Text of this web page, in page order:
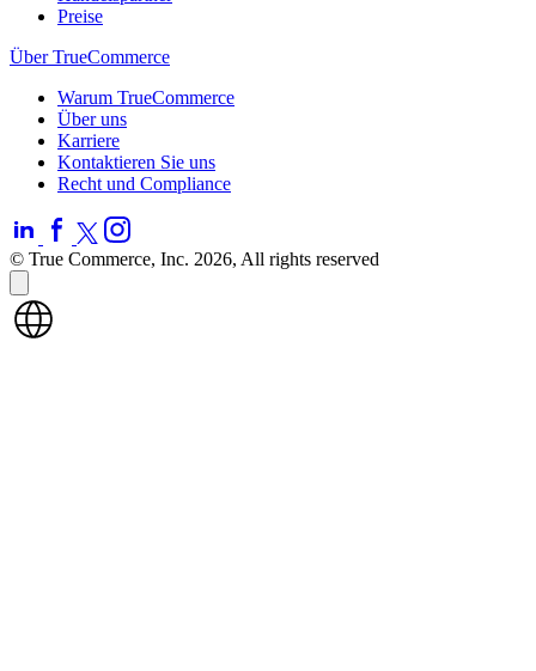
Preise
Über TrueCommerce
Warum TrueCommerce
Über uns
Karriere
Kontaktieren Sie uns
Recht und Compliance
© True Commerce, Inc. 2026, All rights reserved